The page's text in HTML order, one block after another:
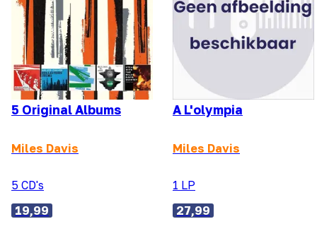
5 Original Albums
Miles Davis
5 CD's
19,99
A L'olympia
Miles Davis
1 LP
27,99